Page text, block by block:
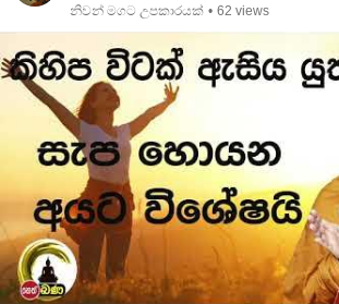
නිවන් මගට උපකාරයක් • 62 views